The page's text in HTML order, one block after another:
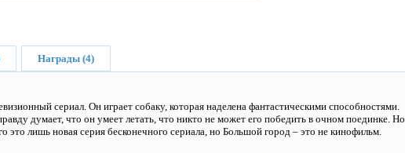
Награды (4)
сериал. Он играет собаку, которая наделена фантастическими способностями.
думает, что он умеет летать, что никто не может его победить в очном поединке. Но
это лишь новая серия бесконечного сериала, но Большой город – это не кинофильм.